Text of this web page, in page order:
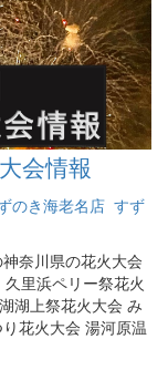
会情報
のき海老名店 すず
奈川県の花火大会
里浜ペリー祭花火
湖上祭花火大会 み
花火大会 湯河原温